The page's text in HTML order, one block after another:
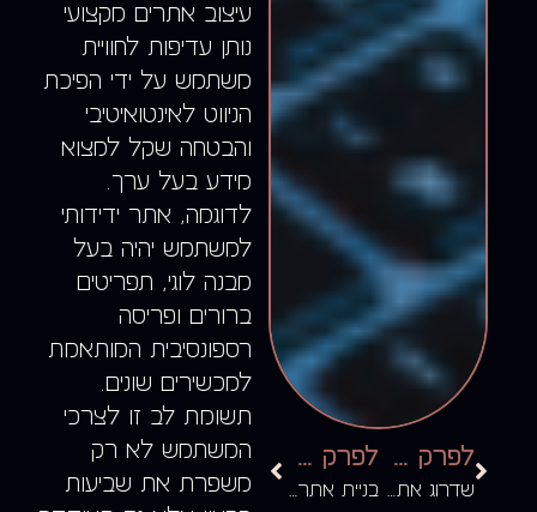
עיצוב אתרים מקצועי
נותן עדיפות לחוויית
משתמש על ידי הפיכת
הניווט לאינטואיטיבי
והבטחה שקל למצוא
מידע בעל ערך.
לדוגמה, אתר ידידותי
למשתמש יהיה בעל
מבנה לוגי, תפריטים
ברורים ופריסה
רספונסיבית המותאמת
למכשירים שונים.
תשומת לב זו לצרכי
המשתמש לא רק
משפרת את שביעות
לפרק הקודם
שדרוג אתר קיים
לפרק הבא
בניית אתר איקומרס